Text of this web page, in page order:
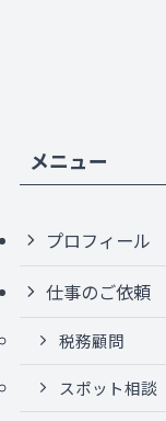
メニュー
プロフィール
仕事のご依頼
税務顧問
スポット相談